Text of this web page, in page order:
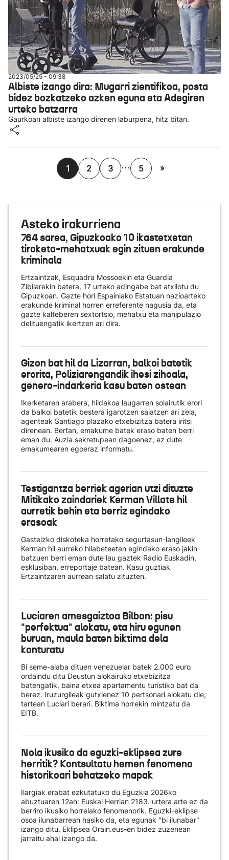
2023/05/25 - 09:38
Albiste izango dira: Mugarri zientifikoa, posta
bidez bozkatzeko azken eguna eta Adegiren
urteko batzarra
Gaurkoan albiste izango direnen laburpena, hitz bitan.
1 2 3 ... 5 »
Asteko irakurriena
764 sarea, Gipuzkoako 10 ikastetxetan
tiroketa-mehatxuak egin zituen erakunde
kriminala
Ertzaintzak, Esquadra Mossoekin eta Guardia
Zibilarekin batera, 17 urteko adingabe bat atxilotu du
Gipuzkoan. Gazte hori Espainiako Estatuan nazioarteko
erakunde kriminal horren erreferente nagusia da, eta
gazte kalteberen sextortsio, mehatxu eta manipulazio
delituengatik ikertzen ari dira.
Gizon bat hil da Lizarran, balkoi batetik
erorita, Poliziarengandik ihesi zihoala,
genero-indarkeria kasu baten ostean
Ikerketaren arabera, hildakoa laugarren solairutik erori
da balkoi batetik bestera igarotzen saiatzen ari zela,
agenteak Santiago plazako etxebizitza batera iritsi
direnean. Bertan, emakume batek eraso baten berri
eman du. Auzia sekretupean dagoenez, ez dute
emakumearen egoeraz informatu.
Testigantza berriek agerian utzi dituzte
Mitikako zaindariek Kerman Villate hil
aurretik behin eta berriz egindako
erasoak
Gasteizko diskoteka horretako segurtasun-langileek
Kerman hil aurreko hilabeteetan egindako eraso jakin
batzuen berri eman dute lau gaztek Radio Euskadin,
esklusiban, erreportaje batean. Kasu guztiak
Ertzaintzaren aurrean salatu zituzten.
Luciaren amesgaiztoa Bilbon: pisu
"perfektua" alokatu, eta hiru egunen
buruan, maula baten biktima dela
konturatu
Bi seme-alaba dituen venezuelar batek 2.000 euro
ordaindu ditu Deustun alokairuko etxebizitza
batengatik, baina etxea apartamentu turistiko bat da
berez. Iruzurgileak gutxienez 10 pertsonari alokatu die,
tartean Luciari berari. Biktima horrekin mintzatu da
EITB.
Nola ikusiko da eguzki-eklipsea zure
herritik? Kontsultatu hemen fenomeno
historikoari behatzeko mapak
Ilargiak erabat ezkutatuko du Eguzkia 2026ko
abuztuaren 12an: Euskal Herrian 2183. urtera arte ez da
berriro ikusiko horrelako fenomenorik. Eguzki-eklipse
osoa ilunabarrean hasiko da, eta egunak "bi ilunabar"
izango ditu. Eklipsea Orain.eus-en bidez zuzenean
jarraitu ahal izango da.